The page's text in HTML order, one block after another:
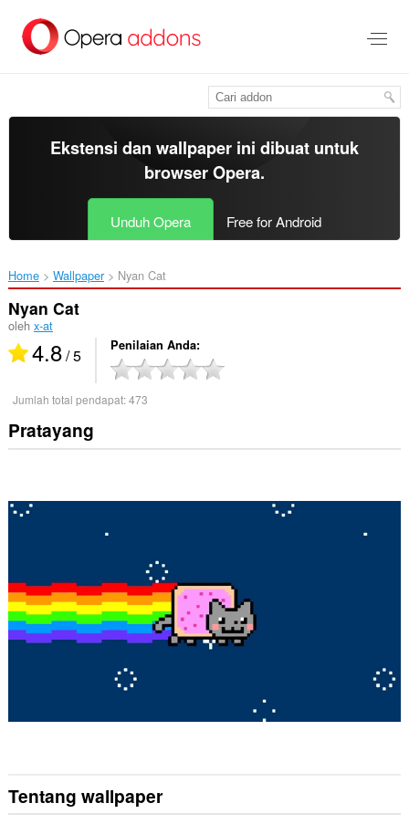
konten
Ekstensi dan wallpaper ini dibuat untuk
browser Opera.
Unduh Opera Free for Android
Home Wallpaper Nyan Cat‎
Nyan Cat
oleh x-at
4.8/ 5 Penilaian Anda
Jumlah total pendapat:473
Pratayang
Tentang wallpaper